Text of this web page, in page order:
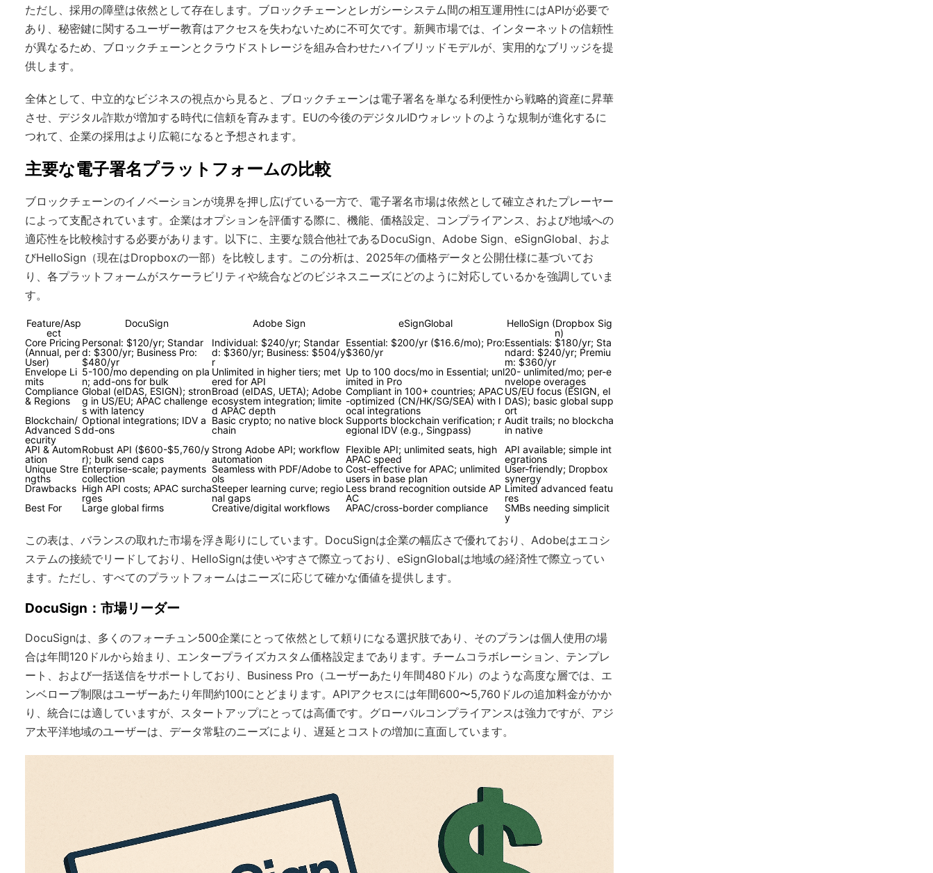
ただし、採用の障壁は依然として存在します。ブロックチェーンとレガシーシステム間の相互運用性にはAPIが必要で
あり、秘密鍵に関するユーザー教育はアクセスを失わないために不可欠です。新興市場では、インターネットの信頼性
が異なるため、ブロックチェーンとクラウドストレージを組み合わせたハイブリッドモデルが、実用的なブリッジを提
供します。
全体として、中立的なビジネスの視点から見ると、ブロックチェーンは電子署名を単なる利便性から戦略的資産に昇華
させ、デジタル詐欺が増加する時代に信頼を育みます。EUの今後のデジタルIDウォレットのような規制が進化するに
つれて、企業の採用はより広範になると予想されます。
主要な電子署名プラットフォームの比較
ブロックチェーンのイノベーションが境界を押し広げている一方で、電子署名市場は依然として確立されたプレーヤー
によって支配されています。企業はオプションを評価する際に、機能、価格設定、コンプライアンス、および地域への
適応性を比較検討する必要があります。以下に、主要な競合他社であるDocuSign、Adobe Sign、eSignGlobal、およ
びHelloSign（現在はDropboxの一部）を比較します。この分析は、2025年の価格データと公開仕様に基づいてお
り、各プラットフォームがスケーラビリティや統合などのビジネスニーズにどのように対応しているかを強調していま
す。
Feature/Asp
ect
DocuSign Adobe Sign eSignGlobal
HelloSign (Dropbox Sig
n)
Core Pricing
(Annual, per
User)
Personal: $120/yr; Standar
d: $300/yr; Business Pro:
$480/yr
Individual: $240/yr; Standar
d: $360/yr; Business: $504/y
r
Essential: $200/yr ($16.6/mo); Pro:
$360/yr
Essentials: $180/yr; Sta
ndard: $240/yr; Premiu
m: $360/yr
Envelope Li
mits
5-100/mo depending on pla
n; add-ons for bulk
Unlimited in higher tiers; met
ered for API
Up to 100 docs/mo in Essential; unl
imited in Pro
20- unlimited/mo; per-e
nvelope overages
Compliance
& Regions
Global (eIDAS, ESIGN); stron
g in US/EU; APAC challenge
s with latency
Broad (eIDAS, UETA); Adobe
ecosystem integration; limite
d APAC depth
Compliant in 100+ countries; APAC
-optimized (CN/HK/SG/SEA) with l
ocal integrations
US/EU focus (ESIGN, eI
DAS); basic global supp
ort
Blockchain/
Advanced S
ecurity
Optional integrations; IDV a
dd-ons
Basic crypto; no native block
chain
Supports blockchain verification; r
egional IDV (e.g., Singpass)
Audit trails; no blockcha
in native
API & Autom
ation
Robust API ($600-$5,760/y
r); bulk send caps
Strong Adobe API; workflow
automation
Flexible API; unlimited seats, high
APAC speed
API available; simple int
egrations
Unique Stre
ngths
Enterprise-scale; payments
collection
Seamless with PDF/Adobe to
ols
Cost-effective for APAC; unlimited
users in base plan
User-friendly; Dropbox
synergy
Drawbacks High API costs; APAC surcha
rges
Steeper learning curve; regio
nal gaps
Less brand recognition outside AP
AC
Limited advanced featu
res
Best For
Large global firms Creative/digital workflows APAC/cross-border compliance
SMBs needing simplicit
y
この表は、バランスの取れた市場を浮き彫りにしています。DocuSignは企業の幅広さで優れており、Adobeはエコシ
ステムの接続でリードしており、HelloSignは使いやすさで際立っており、eSignGlobalは地域の経済性で際立ってい
ます。ただし、すべてのプラットフォームはニーズに応じて確かな価値を提供します。
DocuSign：市場リーダー
DocuSignは、多くのフォーチュン500企業にとって依然として頼りになる選択肢であり、そのプランは個人使用の場
合は年間120ドルから始まり、エンタープライズカスタム価格設定まであります。チームコラボレーション、テンプレ
ート、および一括送信をサポートしており、Business Pro（ユーザーあたり年間480ドル）のような高度な層では、エ
ンベロープ制限はユーザーあたり年間約100にとどまります。APIアクセスには年間600〜5,760ドルの追加料金がかか
り、統合には適していますが、スタートアップにとっては高価です。グローバルコンプライアンスは強力ですが、アジ
ア太平洋地域のユーザーは、データ常駐のニーズにより、遅延とコストの増加に直面しています。